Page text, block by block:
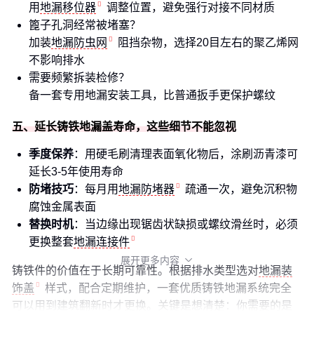
用地漏移位器
调整位置，避免强行对接不同材质
篦子孔洞经常被堵塞？
加装地漏防虫网
阻挡杂物，选择20目左右的聚乙烯网
不影响排水
需要频繁拆装检修？
备一套专用地漏安装工具，比普通扳手更保护螺纹
五、延长铸铁地漏盖寿命，这些细节不能忽视
季度保养：用硬毛刷清理表面氧化物后，涂刷沥青漆可
延长3-5年使用寿命
防堵技巧：每月用地漏防堵器
疏通一次，避免沉积物
腐蚀金属表面
替换时机：当边缘出现锯齿状缺损或螺纹滑丝时，必须
更换整套地漏连接件
铸铁件的价值在于长期可靠性。根据排水类型选对地漏装
饰盖
样式，配合定期维护，一套优质铸铁地漏系统完全
可以用到建筑翻新时才更换。关键是想清楚：你需要的是
展开更多内容 